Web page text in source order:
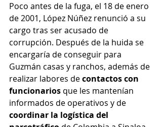
Poco antes de la fuga, el 18 de enero
de 2001, López Núñez renunció a su
cargo tras ser acusado de
corrupción. Después de la huida se
encargaría de conseguir para
Guzmán casas y ranchos, además de
realizar labores de contactos con
funcionarios que les mantenían
informados de operativos y de
coordinar la logística del